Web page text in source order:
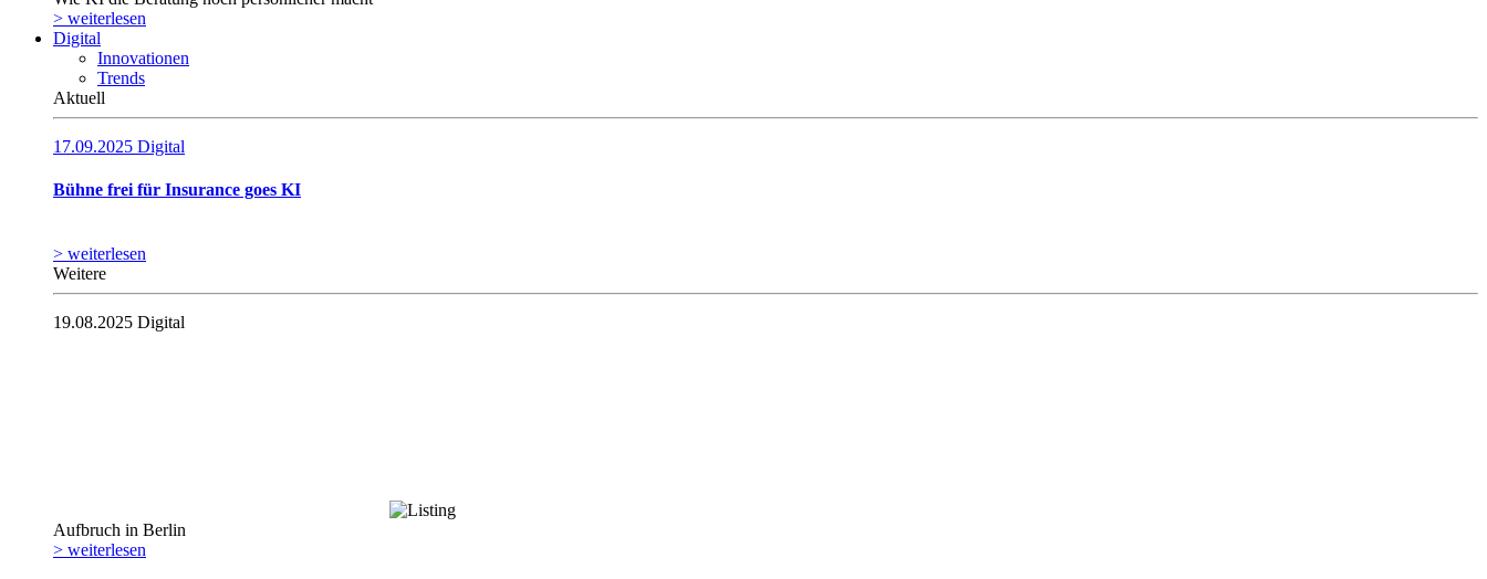
> weiterlesen
Digital
Innovationen
Trends
Aktuell
17.09.2025 Digital
Bühne frei für Insurance goes KI
> weiterlesen
Weitere
19.08.2025 Digital
Aufbruch in Berlin
> weiterlesen